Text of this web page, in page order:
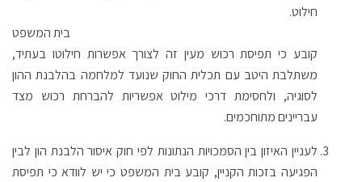
חילוט.
בית המשפט
קובע כי תפיסת רכוש מעין זה לצורך אפשרות חילוטו בעתיד,
משתלבת היטב עם תכלית החוק שנועד למלחמה בהלבנת ההון
לסוגיה, ולחסימת דרכי מילוט אפשריות להברחת רכוש מצד
עבריינים מתוחכמים.
לעניין האיזון בין הסמכויות הנתונות לפי חוק איסור הלבנת הון לבין
הפגיעה בזכות הקניין, קובע בית המשפט כי יש לוודא כי תפיסת